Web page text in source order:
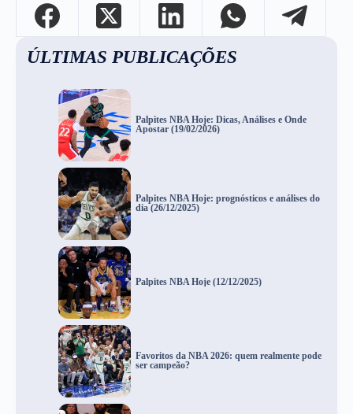
ÚLTIMAS PUBLICAÇÕES
Palpites NBA Hoje: Dicas, Análises e Onde
Apostar (19/02/2026)
Palpites NBA Hoje: prognósticos e análises do
dia (26/12/2025)
Palpites NBA Hoje (12/12/2025)
Favoritos da NBA 2026: quem realmente pode
ser campeão?